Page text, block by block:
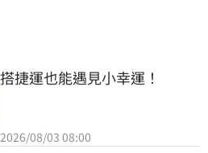
搭捷運也能遇見小幸運！
2026/08/03 08:00